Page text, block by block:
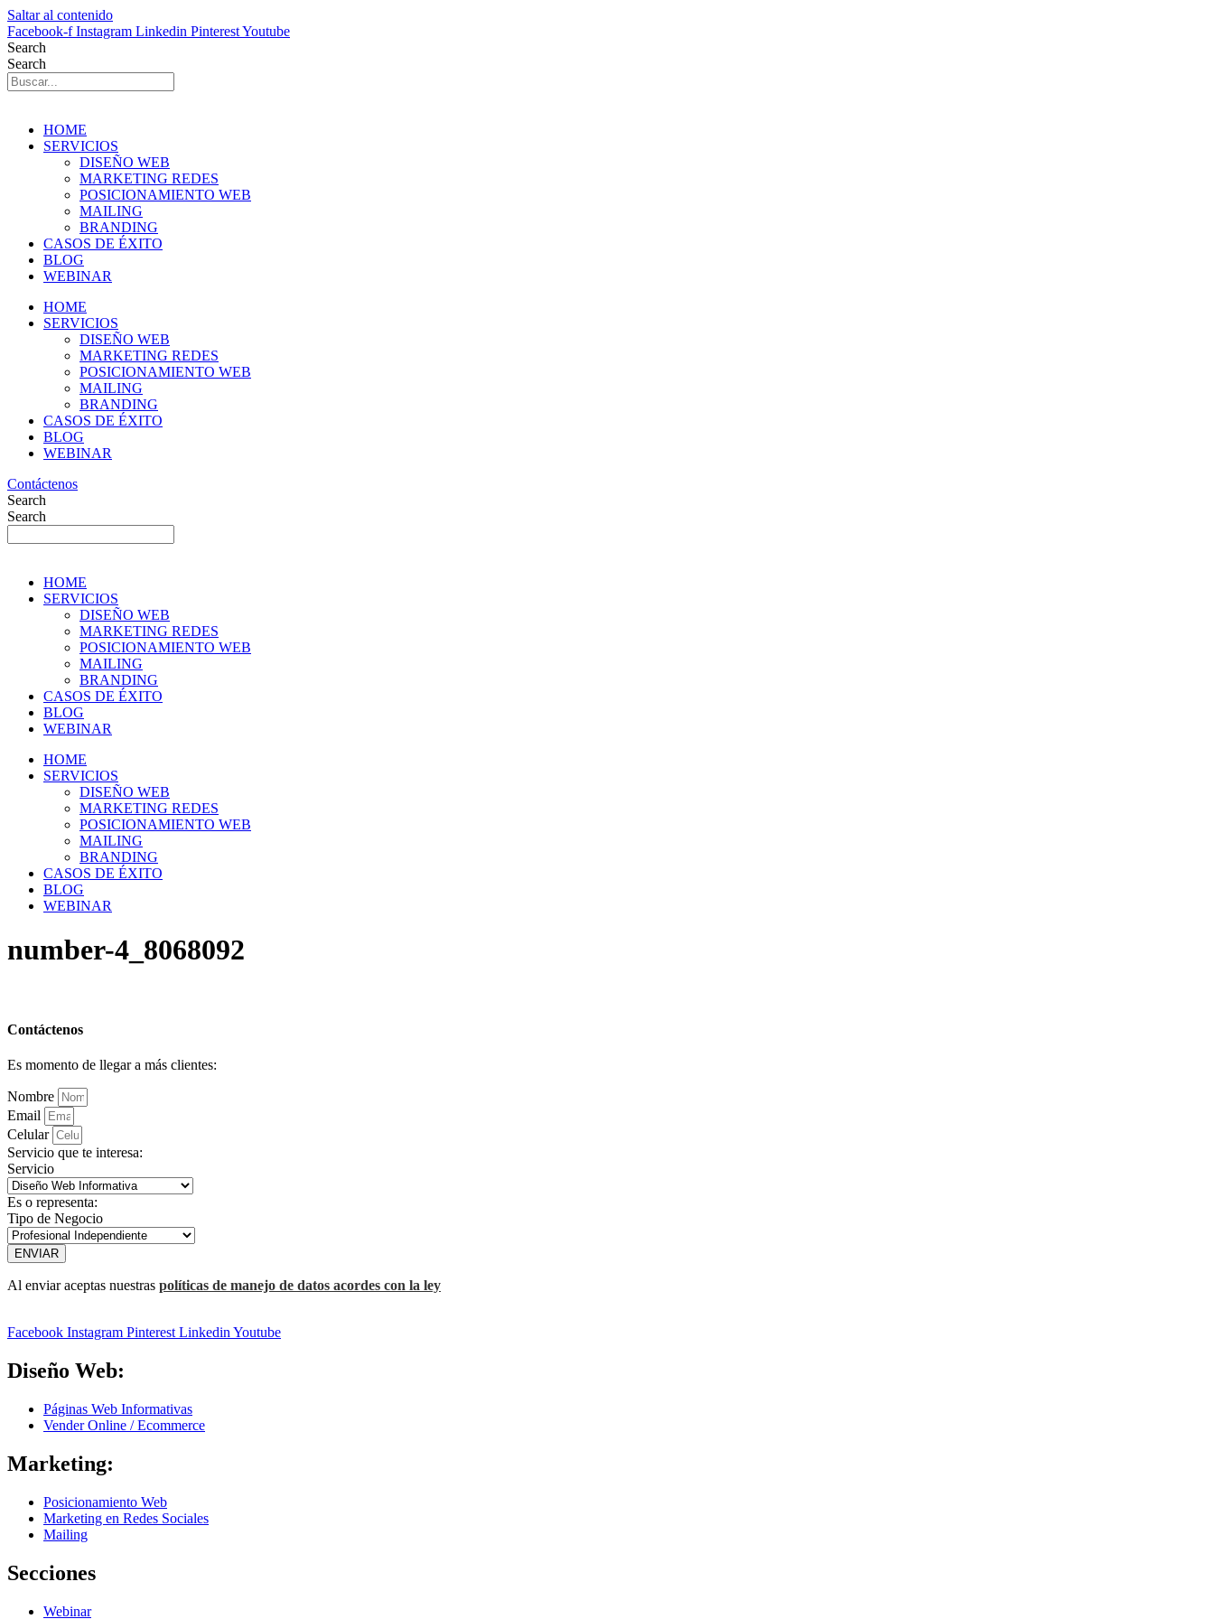
Saltar al contenido
Facebook-f Instagram Linkedin PinterestYoutube
Search
Search
HOME
SERVICIOS
DISEÑO WEB
MARKETING REDES
POSICIONAMIENTO WEB
MAILING
BRANDING
CASOS DE ÉXITO
BLOG
WEBINAR
HOME
SERVICIOS
DISEÑO WEB
MARKETING REDES
POSICIONAMIENTO WEB
MAILING
BRANDING
CASOS DE ÉXITO
BLOG
WEBINAR
Contáctenos
Search
Search
HOME
SERVICIOS
DISEÑO WEB
MARKETING REDES
POSICIONAMIENTO WEB
MAILING
BRANDING
CASOS DE ÉXITO
BLOG
WEBINAR
HOME
SERVICIOS
DISEÑO WEB
MARKETING REDES
POSICIONAMIENTO WEB
MAILING
BRANDING
CASOS DE ÉXITO
BLOG
WEBINAR
number-4_8068092
Contáctenos
Es momento de llegar a más clientes:
Nombre
Email
Celular
Servicio que te interesa:
Servicio
Es o representa:
Tipo de Negocio
ENVIAR
Al enviar aceptas nuestras políticas de manejo de datos acordes con la ley
Facebook Instagram Pinterest LinkedinYoutube
Diseño Web:
Páginas Web Informativas
Vender Online / Ecommerce
Marketing:
Posicionamiento Web
Marketing en Redes Sociales
Mailing
Secciones
Webinar